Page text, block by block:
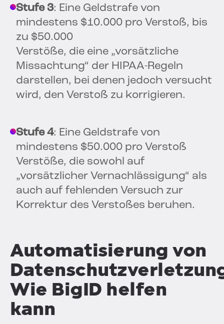
Stufe 3: Eine Geldstrafe von
mindestens $10.000 pro Verstoß, bis
zu $50.000
Verstöße, die eine „vorsätzliche
Missachtung“ der HIPAA-Regeln
darstellen, bei denen jedoch versucht
wird, den Verstoß zu korrigieren.
Stufe 4: Eine Geldstrafe von
mindestens $50.000 pro Verstoß
Verstöße, die sowohl auf
„vorsätzlicher Vernachlässigung“ als
auch auf fehlenden Versuch zur
Korrektur des Verstoßes beruhen.
Automatisierung von
Wie BigID helfen
kann